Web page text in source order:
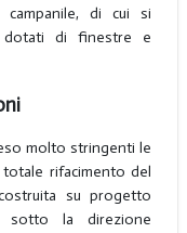
di cui si
dotati di finestre e
molto stringenti le
rifacimento del
su progetto
sotto la direzione